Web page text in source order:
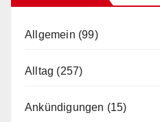
Allgemein (99)
Alltag (257)
Ankündigungen (15)